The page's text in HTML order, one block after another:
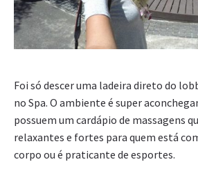
Foi só descer uma ladeira direto do
no Spa. O ambiente é super
possuem um cardápio de massagens
relaxantes e fortes para quem está
corpo ou é praticante de esportes.